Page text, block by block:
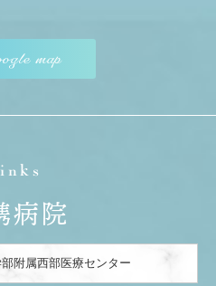
map
病院
附属西部医療センター